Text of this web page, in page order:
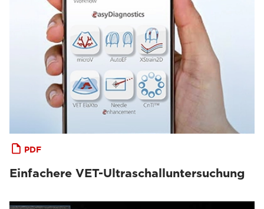
PDF
Einfachere VET-Ultraschalluntersuchung